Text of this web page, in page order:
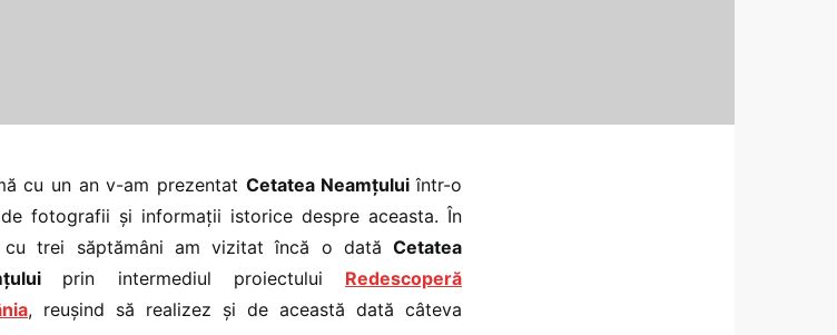
cu un an v-am prezentat Cetatea Neamțuluiîntr-o
fotografii și informații istorice despre aceasta. În
cu trei săptămâni am vizitat încă o dată Cetatea
prin intermediul proiectului Redescoperă
, reușind să realizez și de această dată câteva